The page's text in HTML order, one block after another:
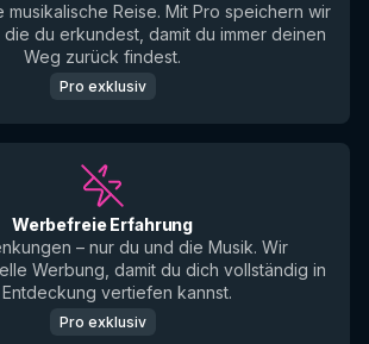
musikalische Reise. Mit Pro speichern wir
die du erkundest, damit du immer deinen
Weg zurück findest.
Pro exklusiv
Werbefreie Erfahrung
– nur du und die Musik. Wir
Werbung, damit du dich vollständig in
vertiefen kannst.
Pro exklusiv